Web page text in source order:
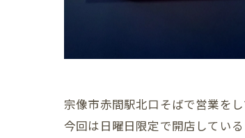
宗像市赤間駅北口そばで営業を
今回は日曜日限定で開店してい